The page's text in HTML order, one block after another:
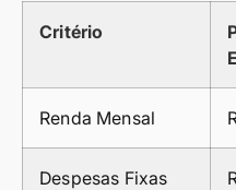
Critério
Renda Mensal
Despesas Fixas